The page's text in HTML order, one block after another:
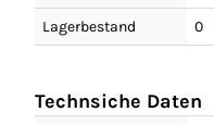
Lagerbestand 0
Technsiche Daten